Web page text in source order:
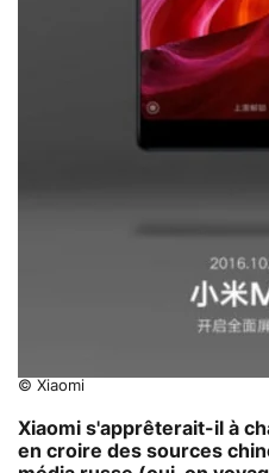
© Xiaomi
Xiaomi s'apprêterait-il à
en croire des sources